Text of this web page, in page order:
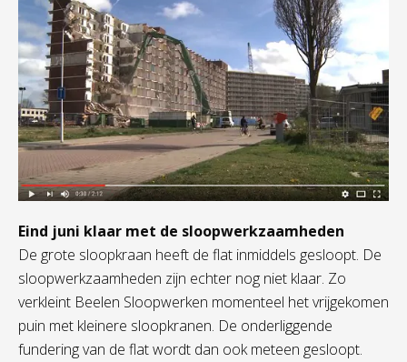
Eind juni klaar met de sloopwerkzaamheden
De grote sloopkraan heeft de flat inmiddels gesloopt. De
sloopwerkzaamheden zijn echter nog niet klaar. Zo
verkleint Beelen Sloopwerken momenteel het vrijgekomen
puin met kleinere sloopkranen. De onderliggende
fundering van de flat wordt dan ook meteen gesloopt.